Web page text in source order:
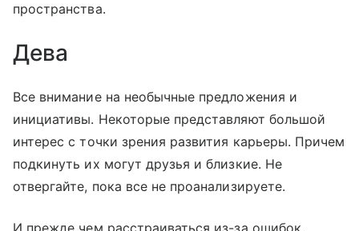
пространства.
Дева
Все внимание на необычные предложения и
инициативы. Некоторые представляют большой
интерес с точки зрения развития карьеры. Причем
подкинуть их могут друзья и близкие. Не
отвергайте, пока все не проанализируете.
И прежде чем расстраиваться из-за ошибок,